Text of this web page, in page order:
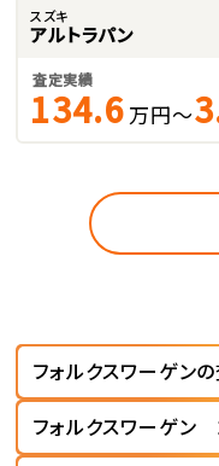
スズキ
アルトラパン
査定実績
134.6 万円～
フォルクスワーゲン
フォルクスワーゲン